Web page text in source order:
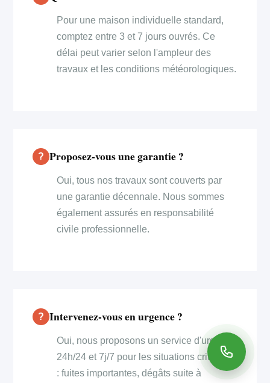
Pour une maison individuelle standard,
comptez entre 3 et 7 jours ouvrés. Ce
délai peut varier selon l'ampleur des
travaux et les conditions météorologiques.
Proposez-vous une garantie ?
Oui, tous nos travaux sont couverts par
une garantie décennale. Nous sommes
également assurés en responsabilité
civile professionnelle.
Intervenez-vous en urgence ?
Oui, nous proposons un service d'urgence
24h/24 et 7j/7 pour les situations critiques
: fuites importantes, dégâts suite à